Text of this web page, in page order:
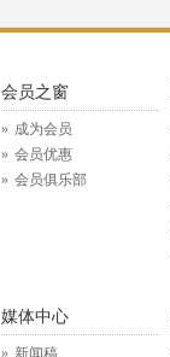
会员之窗
成为会员
会员优惠
会员俱乐部
媒体中心